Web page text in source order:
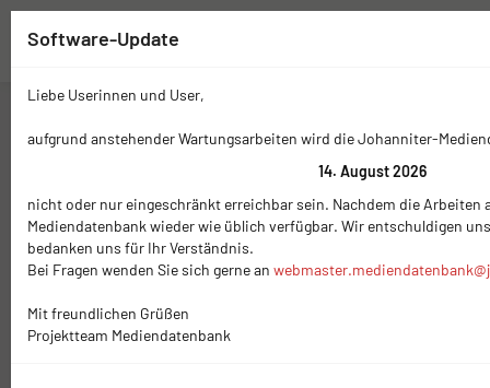
Software-Update
Liebe Userinnen und User,
aufgrund anstehender Wartungsarbeiten wird die Johanniter-
14. August 2026
nicht oder nur eingeschränkt erreichbar sein. Nachdem die Arbeiten
Mediendatenbank wieder wie üblich verfügbar. Wir entschuldigen
bedanken uns für Ihr Verständnis.
Bei Fragen wenden Sie sich gerne an
Mit freundlichen Grüßen
Projektteam Mediendatenbank